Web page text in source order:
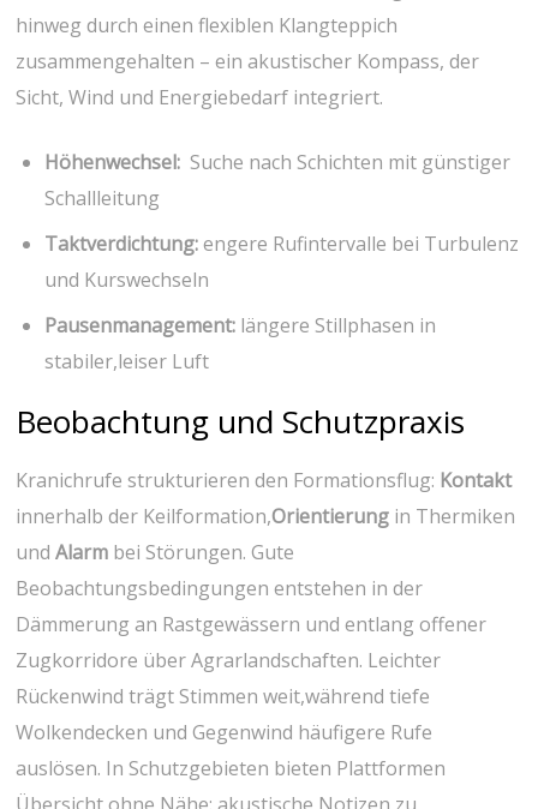
⁢hinweg durch einen flexiblen Klangteppich
zusammengehalten⁣ – ein akustischer Kompass, der
Sicht,⁤ Wind und Energiebedarf integriert.
Höhenwechsel: ⁢ Suche nach Schichten mit günstiger
Schallleitung
Taktverdichtung:engere Rufintervalle bei Turbulenz
‌und ⁢Kurswechseln
Pausenmanagement: längere Stillphasen in
stabiler,leiser Luft
Beobachtung und ⁣Schutzpraxis
Kranichrufe strukturieren den ​Formationsflug: Kontakt
innerhalb⁢ der Keilformation,Orientierung in Thermiken
undAlarm bei Störungen. Gute
Beobachtungsbedingungen​ entstehen in der
Dämmerung an‍ Rastgewässern und entlang ⁣offener
Zugkorridore über Agrarlandschaften. Leichter
Rückenwind trägt Stimmen weit,während tiefe
Wolkendecken und Gegenwind häufigere Rufe
auslösen. In Schutzgebieten bieten Plattformen​